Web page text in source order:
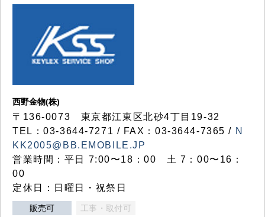
西野金物(株)
〒136-0073 東京都江東区北砂4丁目19-32
TEL：03‐3644‐7271 / FAX：03-3644-7365 / N
KK2005@BB.EMOBILE.JP
営業時間：平日 7:00〜18：00 土 7：00〜16：
00
定休日：日曜日・祝祭日
販売可 工事・取付可